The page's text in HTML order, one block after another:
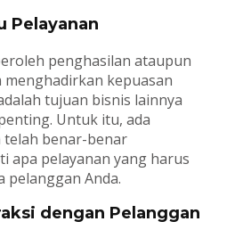
Pelayanan
penghasilan ataupun
kepuasan
tujuan bisnis lainnya
Untuk itu, ada
telah benar-benar
apa pelayanan yang harus
pelanggan Anda.
dengan Pelanggan